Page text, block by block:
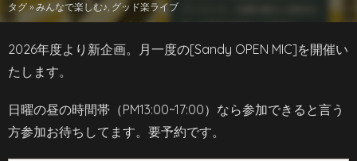
タグ »みんなで楽しむ♪, グッド楽ライブ
2026年度より新企画。月一度の[Sandy OPEN MIC]を開催い
たします。
日曜の昼の時間帯（PM13:00~17:00）なら参加できると言う
方参加お待ちしてます。要予約です。